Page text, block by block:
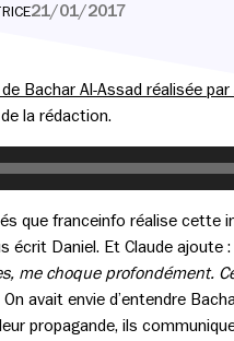
21/01/2017
de Bachar Al-Assad réalisée
la rédaction.
que franceinfo réalise cette
écrit Daniel. Et Claude ajoute :
me choque profondément.
avait envie d’entendre
propagande, ils